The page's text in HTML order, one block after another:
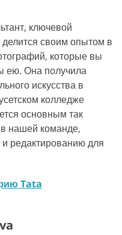
ключевой
своим опытом в
которые вы
ею. Она получила
искусства в
колледже
основным так
нашей команде,
редактированию для
Tata